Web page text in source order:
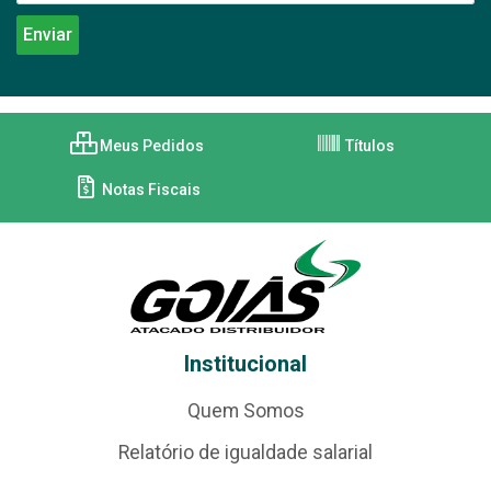
Meus Pedidos Títulos
Notas Fiscais
Institucional
Quem Somos
Relatório de igualdade salarial